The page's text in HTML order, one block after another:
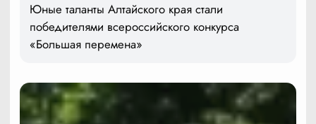
Юные таланты Алтайского края стали
победителями всероссийского конкурса
«Большая перемена»